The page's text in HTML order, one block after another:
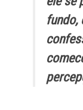
fundo,